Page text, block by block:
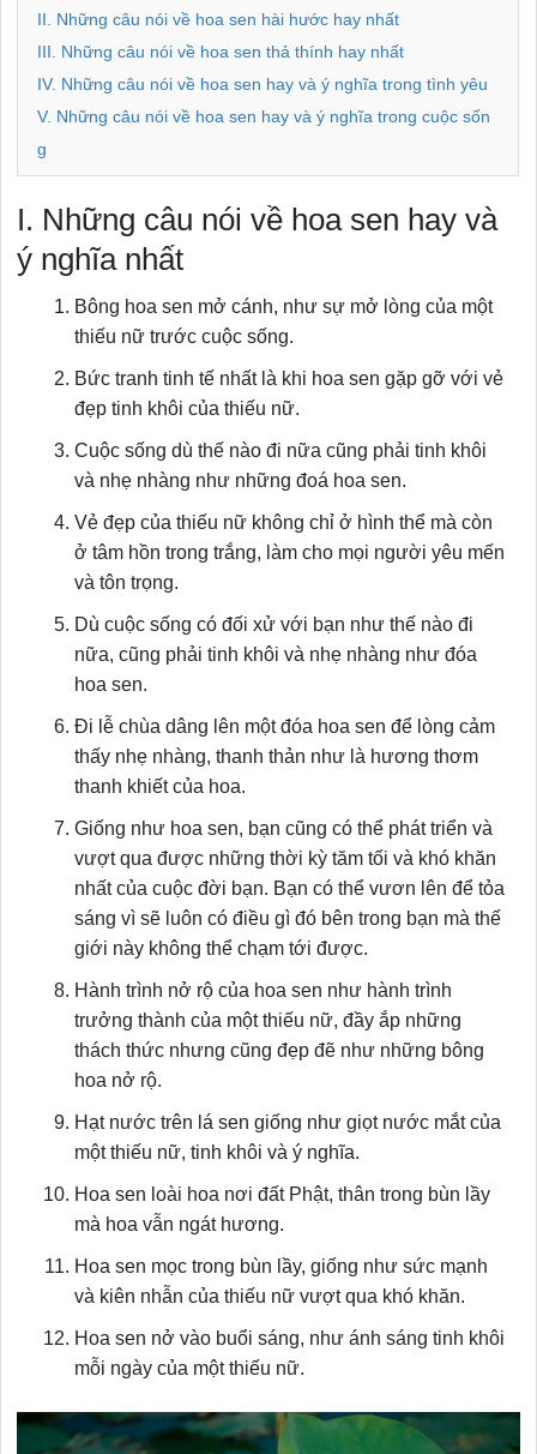
II. Những câu nói về hoa sen hài hước hay nhất
III. Những câu nói về hoa sen thả thính hay nhất
IV. Những câu nói về hoa sen hay và ý nghĩa trong tình yêu
V. Những câu nói về hoa sen hay và ý nghĩa trong cuộc sốn
g
I. Những câu nói về hoa sen hay và
ý nghĩa nhất
Bông hoa sen mở cánh, như sự mở lòng của một
thiếu nữ trước cuộc sống.
Bức tranh tinh tế nhất là khi hoa sen gặp gỡ với vẻ
đẹp tinh khôi của thiếu nữ.
Cuộc sống dù thế nào đi nữa cũng phải tinh khôi
và nhẹ nhàng như những đoá hoa sen.
Vẻ đẹp của thiếu nữ không chỉ ở hình thể mà còn
ở tâm hồn trong trắng, làm cho mọi người yêu mến
và tôn trọng.
Dù cuộc sống có đối xử với bạn như thế nào đi
nữa, cũng phải tinh khôi và nhẹ nhàng như đóa
hoa sen.
Đi lễ chùa dâng lên một đóa hoa sen để lòng cảm
thấy nhẹ nhàng, thanh thản như là hương thơm
thanh khiết của hoa.
Giống như hoa sen, bạn cũng có thể phát triển và
vượt qua được những thời kỳ tăm tối và khó khăn
nhất của cuộc đời bạn. Bạn có thể vươn lên để tỏa
sáng vì sẽ luôn có điều gì đó bên trong bạn mà thế
giới này không thể chạm tới được.
Hành trình nở rộ của hoa sen như hành trình
trưởng thành của một thiếu nữ, đầy ắp những
thách thức nhưng cũng đẹp đẽ như những bông
hoa nở rộ.
Hạt nước trên lá sen giống như giọt nước mắt của
một thiếu nữ, tinh khôi và ý nghĩa.
Hoa sen loài hoa nơi đất Phật, thân trong bùn lầy
mà hoa vẫn ngát hương.
Hoa sen mọc trong bùn lầy, giống như sức mạnh
và kiên nhẫn của thiếu nữ vượt qua khó khăn.
Hoa sen nở vào buổi sáng, như ánh sáng tinh khôi
mỗi ngày của một thiếu nữ.